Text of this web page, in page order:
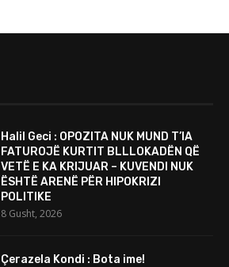
Halil Geci : OPOZITA NUK MUND T’IA
FATUROJË KURTIT BLLLOKADËN QË
VETË E KA KRIJUAR – KUVENDI NUK
ËSHTË ARENË PËR HIPOKRIZI
POLITIKE
8 Gusht, 2026
Çerazela Kondi : Bota ime!